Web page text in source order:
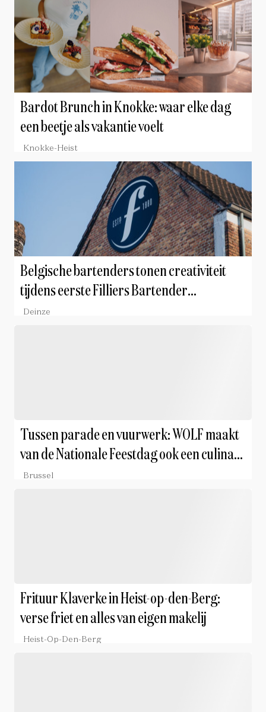
Bardot Brunch in Knokke: waar elke dag
een beetje als vakantie voelt
Knokke-Heist
Belgische bartenders tonen creativiteit
tijdens eerste Filliers Bartender
Competitie
Deinze
Tussen parade en vuurwerk: WOLF maakt
van de Nationale Feestdag ook een culinair
feest
Brussel
Frituur Klaverke in Heist-op-den-Berg:
verse friet en alles van eigen makelij
Heist-Op-Den-Berg